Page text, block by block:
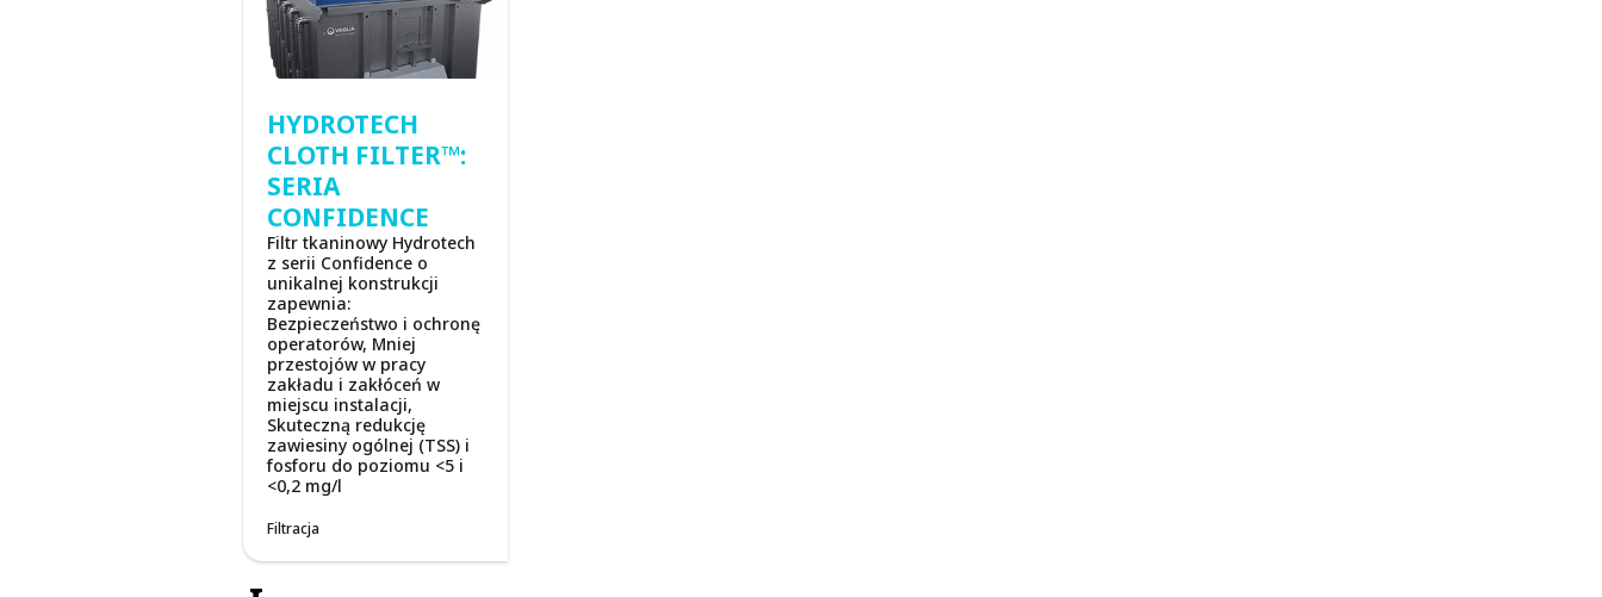
HYDROTECH
CLOTH FILTER™:
SERIA
CONFIDENCE
Filtr tkaninowy Hydrotech
z serii Confidence o
unikalnej konstrukcji
zapewnia:
Bezpieczeństwo i ochronę
operatorów, Mniej
przestojów w pracy
zakładu i zakłóceń w
miejscu instalacji,
Skuteczną redukcję
zawiesiny ogólnej (TSS) i
fosforu do poziomu <5 i
<0,2 mg/l
Filtracja